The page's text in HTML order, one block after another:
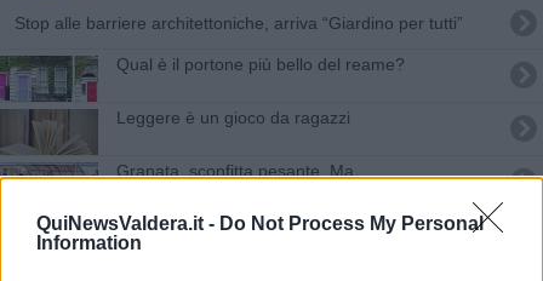
QuiNewsValdera.it - Do Not Process My Personal
Information
Stop alle barriere architettoniche, arriva “Giardino per tutti”
Qual è il portone più bello del reame?
Leggere è un gioco da ragazzi
Granata, sconfitta pesante. Ma...
Lo strano caso dell'insegna della Lega